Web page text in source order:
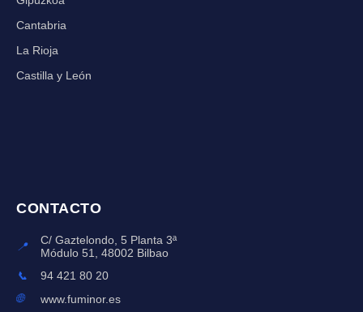
Cantabria
La Rioja
Castilla y León
CONTACTO
📍
C/ Gaztelondo, 5 Planta 3ª
Módulo 51, 48002 Bilbao
📞
94 421 80 20
🌐
www.fuminor.es